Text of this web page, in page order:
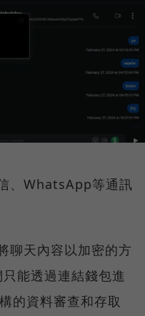
、WhatsApp等通訊
聊天內容以加密的方
能透過連結錢包進
的資料審查和存取